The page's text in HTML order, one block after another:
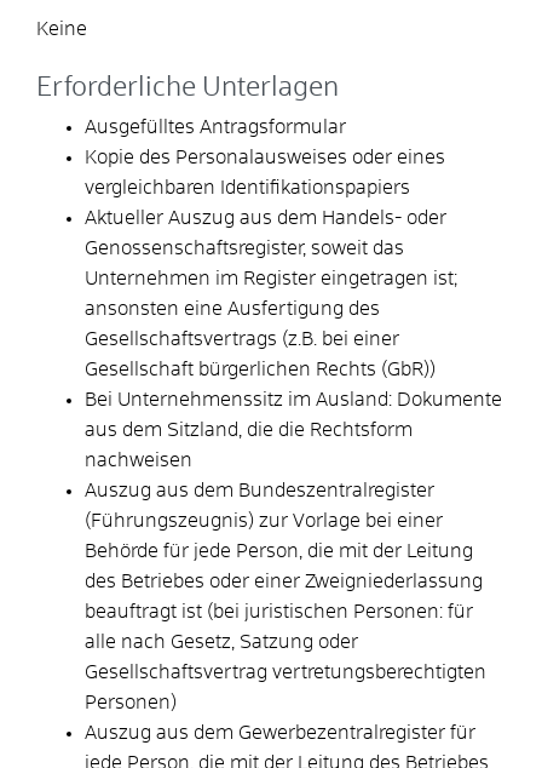
Keine
Erforderliche Unterlagen
Ausgefülltes Antragsformular
Kopie des Personalausweises oder eines
vergleichbaren Identifikationspapiers
Aktueller Auszug aus dem Handels- oder
Genossenschaftsregister, soweit das
Unternehmen im Register eingetragen ist;
ansonsten eine Ausfertigung des
Gesellschaftsvertrags (z.B. bei einer
Gesellschaft bürgerlichen Rechts (GbR))
Bei Unternehmenssitz im Ausland: Dokumente
aus dem Sitzland, die die Rechtsform
nachweisen
Auszug aus dem Bundeszentralregister
(Führungszeugnis) zur Vorlage bei einer
Behörde für jede Person, die mit der Leitung
des Betriebes oder einer Zweigniederlassung
beauftragt ist (bei juristischen Personen: für
alle nach Gesetz, Satzung oder
Gesellschaftsvertrag vertretungsberechtigten
Personen)
Auszug aus dem Gewerbezentralregister für
jede Person, die mit der Leitung des Betriebes